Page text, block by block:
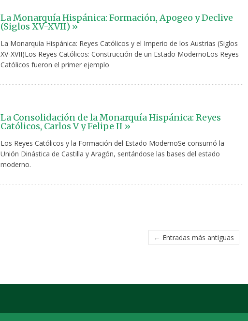
La Monarquía Hispánica: Formación, Apogeo y Declive
(Siglos XV-XVII) »
La Monarquía Hispánica: Reyes Católicos y el Imperio de los Austrias (Siglos
XV-XVII)Los Reyes Católicos: Construcción de un Estado ModernoLos Reyes
Católicos fueron el primer ejemplo
La Consolidación de la Monarquía Hispánica: Reyes
Católicos, Carlos V y Felipe II »
Los Reyes Católicos y la Formación del Estado ModernoSe consumó la
Unión Dinástica de Castilla y Aragón, sentándose las bases del estado
moderno.
← Entradas más antiguas